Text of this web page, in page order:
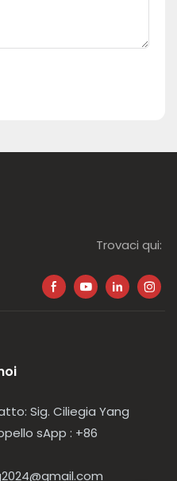
Trovaci qui:
Sig. Ciliegia Yang
sApp : +86